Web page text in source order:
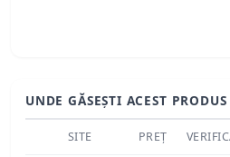
UNDE GĂSEȘTI ACEST PRODUS
SITE PREȚ